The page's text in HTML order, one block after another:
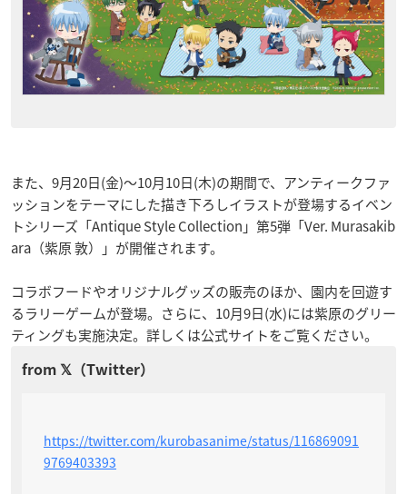
また、9月20日(金)〜10月10日(木)の期間で、アンティークファ
ッションをテーマにした描き下ろしイラストが登場するイベン
トシリーズ「Antique Style Collection」第5弾「Ver. Murasakib
ara（紫原 敦）」が開催されます。
コラボフードやオリジナルグッズの販売のほか、園内を回遊す
るラリーゲームが登場。さらに、10月9日(水)には紫原のグリー
ティングも実施決定。詳しくは公式サイトをご覧ください。
https://twitter.com/kurobasanime/status/116869091
9769403393